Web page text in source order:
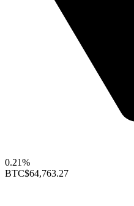
0.21%
BTC$64,763.27